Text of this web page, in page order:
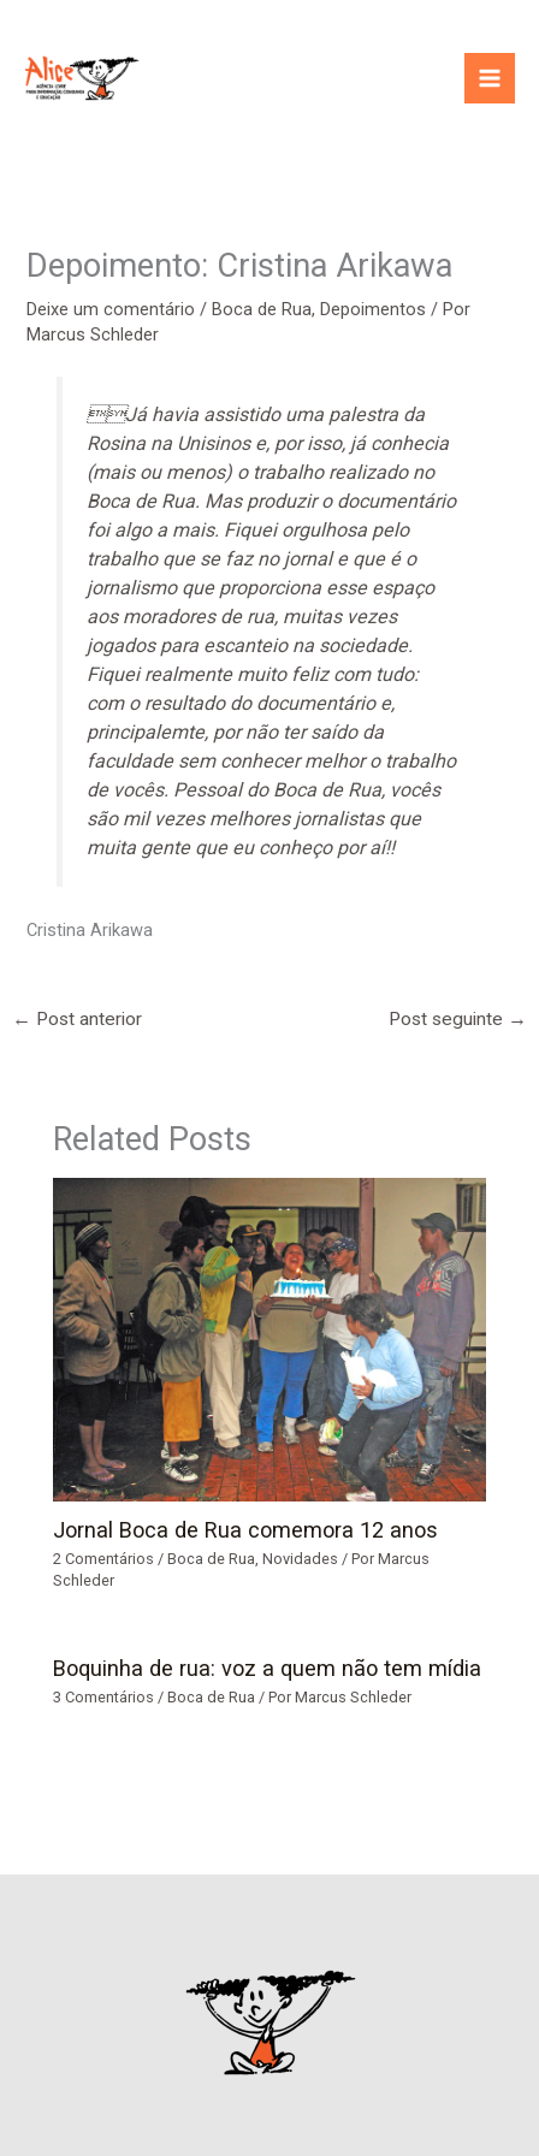
conteúdo
Depoimento: Cristina Arikawa
Deixe um comentário /Boca de Rua,Depoimentos / Por
Marcus Schleder
Já havia assistido uma palestra da
Rosina na Unisinos e, por isso, já conhecia
(mais ou menos) o trabalho realizado no
Boca de Rua. Mas produzir o documentário
foi algo a mais. Fiquei orgulhosa pelo
trabalho que se faz no jornal e que é o
jornalismo que proporciona esse espaço
aos moradores de rua, muitas vezes
jogados para escanteio na sociedade.
Fiquei realmente muito feliz com tudo:
com o resultado do documentário e,
principalemte, por não ter saído da
faculdade sem conhecer melhor o trabalho
de vocês. Pessoal do Boca de Rua, vocês
são mil vezes melhores jornalistas que
muita gente que eu conheço por aí!!
Cristina Arikawa
← Post anterior Post seguinte →
Related Posts
Jornal Boca de Rua comemora 12 anos
2 Comentários /Boca de Rua,Novidades / PorMarcus
Schleder
Boquinha de rua: voz a quem não tem mídia
3 Comentários /Boca de Rua / PorMarcus Schleder